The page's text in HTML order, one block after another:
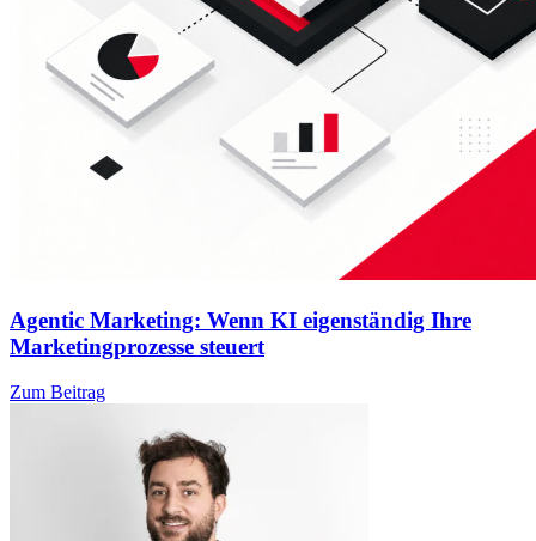
Agentic Marketing: Wenn KI eigenständig Ihre
Marketingprozesse steuert
Zum Beitrag